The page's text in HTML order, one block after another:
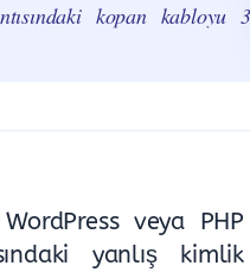
kopan kabloyu 3
veya PHP
yanlış kimlik